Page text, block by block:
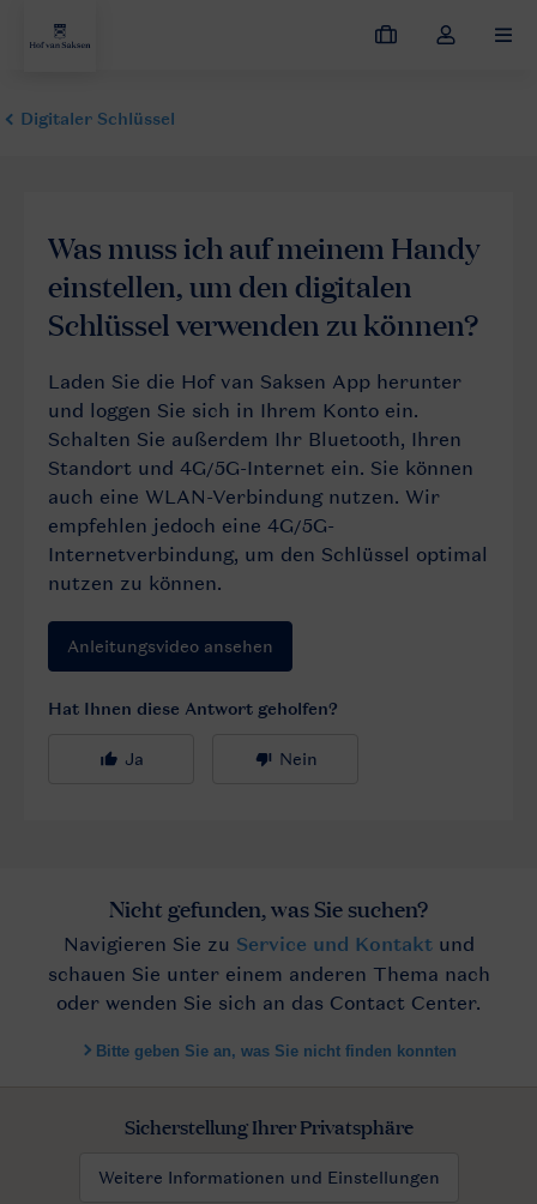
Meine
Dropdown-
Sicherstellung Ihrer Privatsphäre
Weitere Informationen und Einstellungen